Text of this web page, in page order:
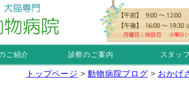
ご紹介 診察のご案内 スタッ
トップページ >動物病院ブログ > おかげ